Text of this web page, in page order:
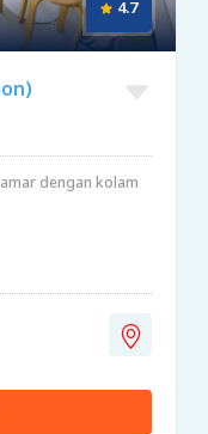
4.7
dengan kolam